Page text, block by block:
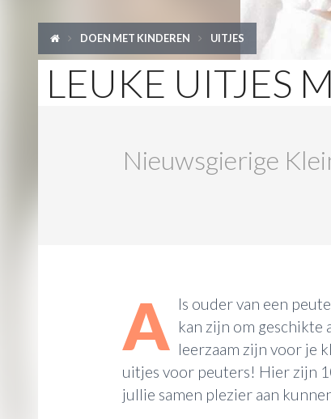
DOEN MET KINDEREN UITJES
LEUKE UITJES
Nieuwsgierige
A ls ouder van een
kan zijn om geschikte
leerzaam zijn voor je
uitjes voor peuters! Hier zijn
jullie samen plezier aan